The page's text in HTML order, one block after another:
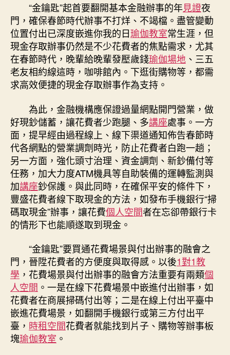
“金鑰匙”起首要翻開基本金融辦事的年見證夜
門，確保春節時代辦事不打烊、不竭檔。盡管變動
位置付出已深度嵌進你我的日瑜伽教室常生涯，但
現金存取辦事仍然是不少花費者的焦點需求，尤其
在春節時代，晚輩給晚輩發壓歲錢瑜伽場地 、三五
老友相約線這時，咖啡館內。下逛街購物等，都需
求高效便捷的現金存取辦事作為支持。
為此，金融機構應保證過量網點開門營業，做
好現鈔儲蓄，讓花費者少跑腿、多講座處事。一方
面，提早經由過程線上、線下渠道通知佈告春節時
代各網點的營業調劑時光，防止花費者白跑一趟；
另一方面，強化頭寸治理、資金調劑、新鈔備付等
任務，加大力度ATM機具等自助裝備的運轉監測與
加講座鈔保護。與此同時，在確保平安的條件下，
豐盛花費者線下取現金的方法，如發布手機銀行“掃
碼取現金”辦事，讓花費個人空間者在忘卻帶銀行卡
的情形下也能順遂取到現金。
“金鑰匙”要買通花費場景與付出辦事的融會之
門，晉陞花費者的方便度與取得感。以後1對1教
學 ，花費場景與付出辦事的融會方法重要有兩類個
人空間 。一是在線下花費場景中嵌進付出辦事，如
花費者在商展掃碼付出等；二是在線上付出平臺中
嵌進花費場景，如翻開手機銀行或第三方付出平
臺， 時租空間花費者就能找到片子、購物等辦事板
塊瑜伽教室 。